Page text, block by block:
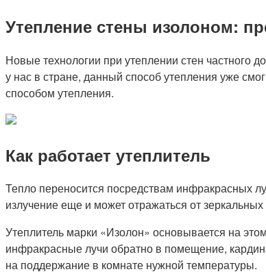
Утепление стены изолоном:
Новые технологии при утеплении стен частного
у нас в стране, данный способ утепления уже
способом утепления.
Как работает утеплитель
Тепло переносится посредствам инфракрасных
излучение еще и может отражаться от
Утеплитель марки «Изолон» основывается на
инфракрасные лучи обратно в помещение,
на поддержание в комнате нужной температуры.